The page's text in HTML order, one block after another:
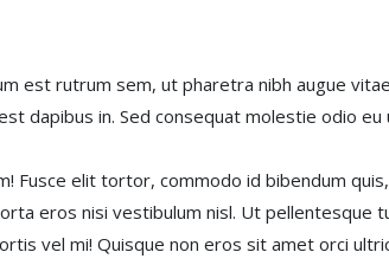
est rutrum sem, ut pharetra nibh augue
dapibus in. Sed consequat molestie odio eu
Fusce elit tortor, commodo id bibendum
eros nisi vestibulum nisl. Ut pellentesque
vel mi! Quisque non eros sit amet orci